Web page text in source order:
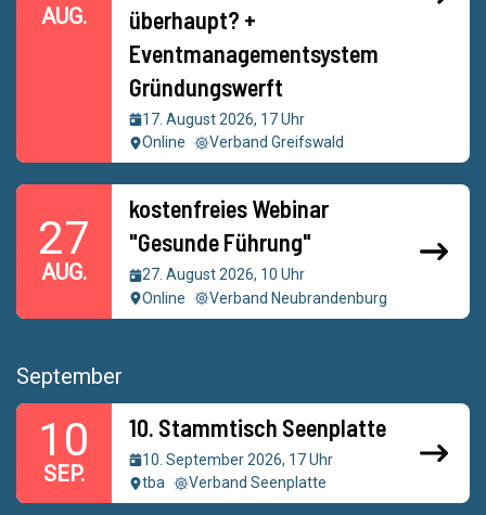
AUG.
überhaupt? +
Eventmanagementsystem
Gründungswerft
17. August 2026, 17 Uhr
Online
Verband Greifswald
27
AUG.
kostenfreies Webinar
"Gesunde Führung"
27. August 2026, 10 Uhr
Online
Verband Neubrandenburg
September
10
SEP.
10. Stammtisch Seenplatte
10. September 2026, 17 Uhr
tba
Verband Seenplatte